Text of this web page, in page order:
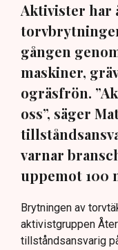
Aktivister har
gången
maskiner,
ogräsfrön.
oss”, säger
varnar
uppemot 100
Brytningen av
aktivistgruppen
tillståndsansvarig